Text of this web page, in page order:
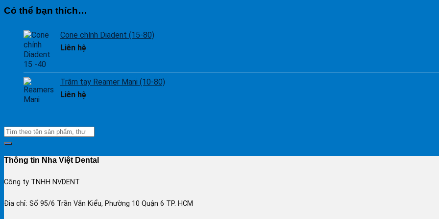
Có thể bạn thích…
Cone chính Diadent (15-80)
Liên hệ
Trâm tay Reamer Mani (10-80)
Liên hệ
Thông tin Nha Việt Dental
Công ty TNHH NVDENT
Đia chỉ: Số 95/6 Trần Văn Kiểu, Phường 10 Quận 6 TP. HCM